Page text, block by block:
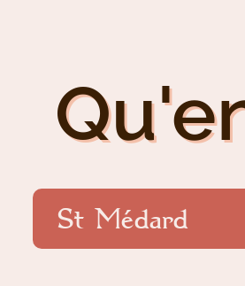
St Médard